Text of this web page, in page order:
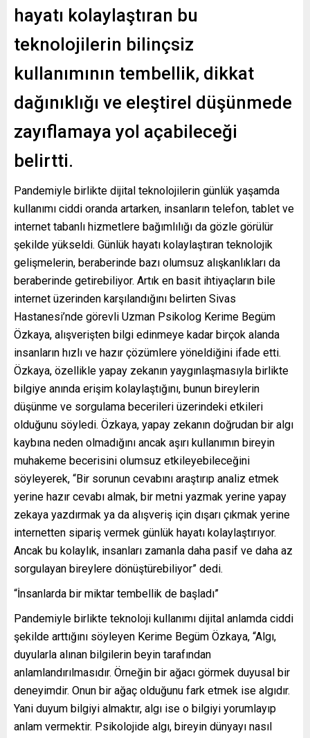
hayatı kolaylaştıran bu
teknolojilerin bilinçsiz
kullanımının tembellik, dikkat
dağınıklığı ve eleştirel düşünmede
zayıflamaya yol açabileceği
belirtti.
Pandemiyle birlikte dijital teknolojilerin günlük yaşamda
kullanımı ciddi oranda artarken, insanların telefon, tablet ve
internet tabanlı hizmetlere bağımlılığı da gözle görülür
şekilde yükseldi. Günlük hayatı kolaylaştıran teknolojik
gelişmelerin, beraberinde bazı olumsuz alışkanlıkları da
beraberinde getirebiliyor. Artık en basit ihtiyaçların bile
internet üzerinden karşılandığını belirten Sivas
Hastanesi’nde görevli Uzman Psikolog Kerime Begüm
Özkaya, alışverişten bilgi edinmeye kadar birçok alanda
insanların hızlı ve hazır çözümlere yöneldiğini ifade etti.
Özkaya, özellikle yapay zekanın yaygınlaşmasıyla birlikte
bilgiye anında erişim kolaylaştığını, bunun bireylerin
düşünme ve sorgulama becerileri üzerindeki etkileri
olduğunu söyledi. Özkaya, yapay zekanın doğrudan bir algı
kaybına neden olmadığını ancak aşırı kullanımın bireyin
muhakeme becerisini olumsuz etkileyebileceğini
söyleyerek, “Bir sorunun cevabını araştırıp analiz etmek
yerine hazır cevabı almak, bir metni yazmak yerine yapay
zekaya yazdırmak ya da alışveriş için dışarı çıkmak yerine
internetten sipariş vermek günlük hayatı kolaylaştırıyor.
Ancak bu kolaylık, insanları zamanla daha pasif ve daha az
sorgulayan bireylere dönüştürebiliyor” dedi.
“İnsanlarda bir miktar tembellik de başladı”
Pandemiyle birlikte teknoloji kullanımı dijital anlamda ciddi
şekilde arttığını söyleyen Kerime Begüm Özkaya, “Algı,
duyularla alınan bilgilerin beyin tarafından
anlamlandırılmasıdır. Örneğin bir ağacı görmek duyusal bir
deneyimdir. Onun bir ağaç olduğunu fark etmek ise algıdır.
Yani duyum bilgiyi almaktır, algı ise o bilgiyi yorumlayıp
anlam vermektir. Psikolojide algı, bireyin dünyayı nasıl